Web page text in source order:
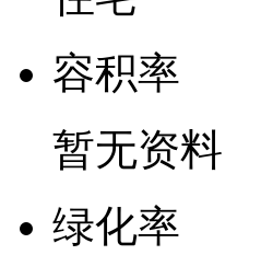
容积率
暂无资料
绿化率